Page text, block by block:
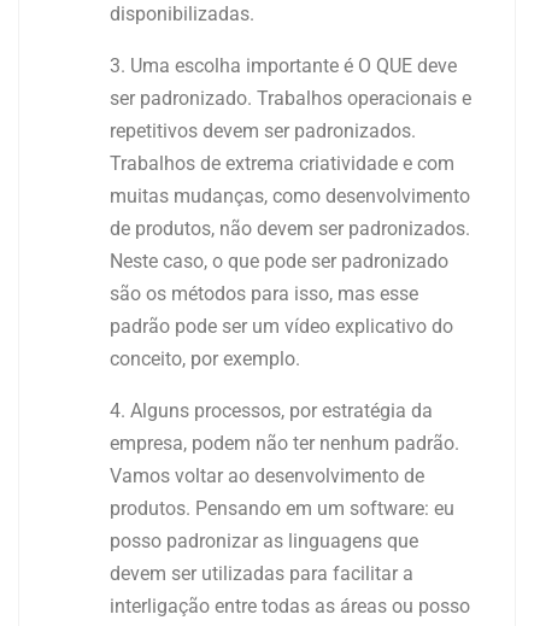
disponibilizadas.
Uma escolha importante é O QUE deve
ser padronizado. Trabalhos operacionais e
repetitivos devem ser padronizados.
Trabalhos de extrema criatividade e com
muitas mudanças, como desenvolvimento
de produtos, não devem ser padronizados.
Neste caso, o que pode ser padronizado
são os métodos para isso, mas esse
padrão pode ser um vídeo explicativo do
conceito, por exemplo.
Alguns processos, por estratégia da
empresa, podem não ter nenhum padrão.
Vamos voltar ao desenvolvimento de
produtos. Pensando em um software: eu
posso padronizar as linguagens que
devem ser utilizadas para facilitar a
interligação entre todas as áreas ou posso